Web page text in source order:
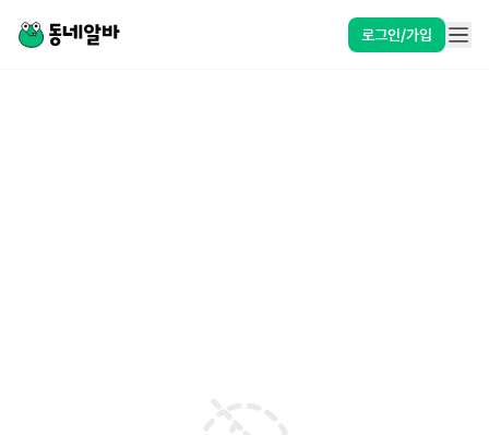
로그인/가입